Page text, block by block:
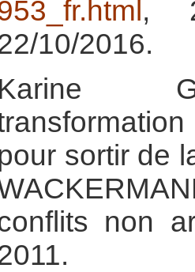
,
10/2016.
Karine
sortir de
non